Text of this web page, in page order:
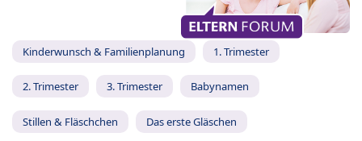
Kinderwunsch & Familienplanung 1. Trimester
2. Trimester 3. Trimester Babynamen
Stillen & Fläschchen Das erste Gläschen